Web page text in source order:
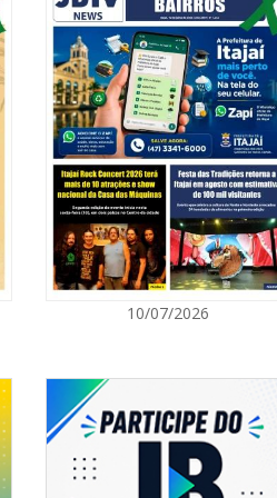
a exploração da gastronomia do 14º
estão abertas
de arte transforma o Paço Municipal
cultura
inscrições para entidades da sociedade civil
composição do Conselho Municipal da
10/07/2026